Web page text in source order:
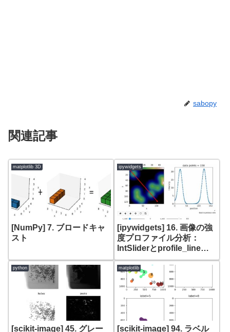
sabopy
関連記事
matplotlib 3D
[NumPy] 7. ブロードキャ
スト
ipywidgets
[ipywidgets] 16. 画像の強
度プロファイル分析：
IntSliderとprofile_lineで
対話的に可視化する方法
python
[scikit-image] 45. グレー
matplotlib
[scikit-image] 94. ラベル